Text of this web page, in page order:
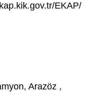
EKAP/
Arazöz ,